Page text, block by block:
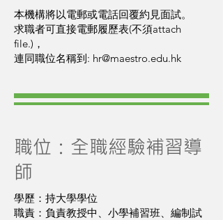
本機構將以電郵或電話回覆約見面試。
求職者可直接電郵履歷表(不須attach
file.)，
連同職位名稱到: hr@maestro.edu.hk
職位：全職經驗補習導
師
學歷：持大學學位
職責： 負責教授中、小學補習班、編制試